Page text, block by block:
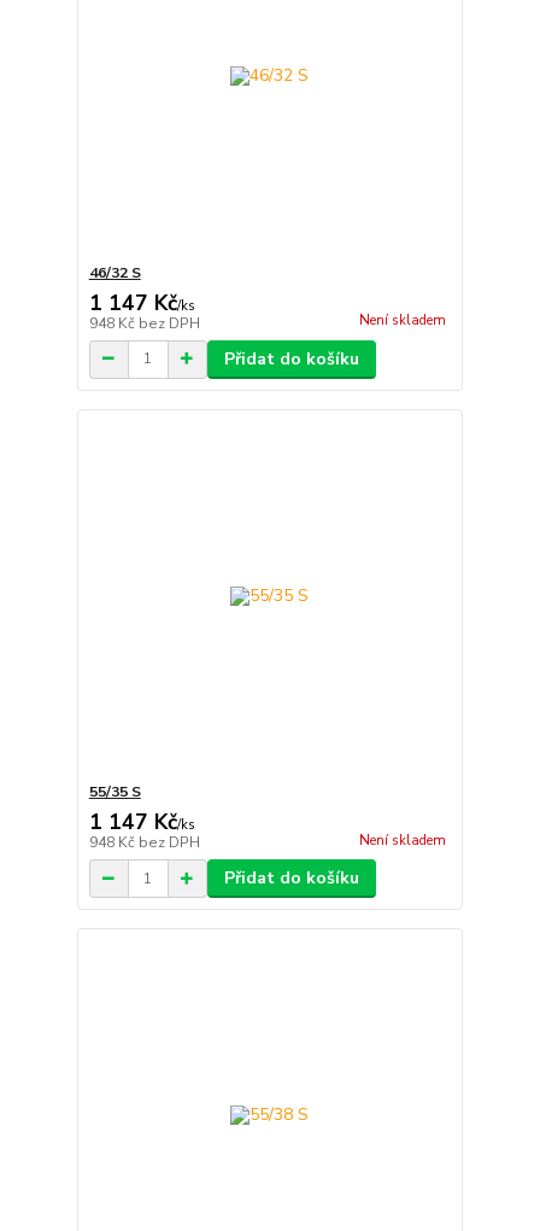
46/32 S
1 147 Kč/ks
948 Kč bez DPH Není skladem
Přidat do košíku
55/35 S
1 147 Kč/ks
948 Kč bez DPH Není skladem
Přidat do košíku